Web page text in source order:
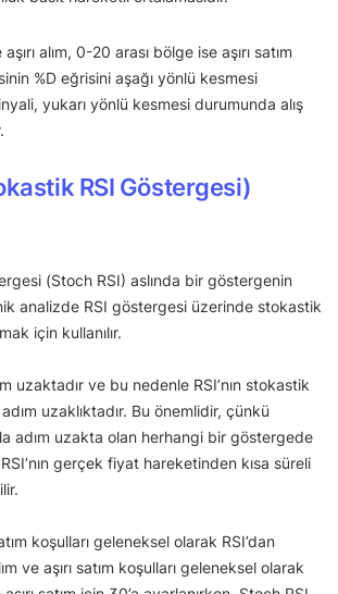
alım, 0-20 arası bölge ise aşırı satım
%D eğrisini aşağı yönlü kesmesi
yukarı yönlü kesmesi durumunda alış
RSI Göstergesi)
(Stoch RSI) aslında bir göstergenin
analizde RSI göstergesi üzerinde stokastik
için kullanılır.
uzaktadır ve bu nedenle RSI’nın stokastik
uzaklıktadır. Bu önemlidir, çünkü
adım uzakta olan herhangi bir göstergede
gerçek fiyat hareketinden kısa süreli
koşulları geleneksel olarak RSI’dan
ve aşırı satım koşulları geleneksel olarak